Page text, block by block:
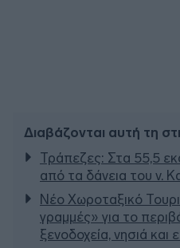
Διαβάζονται αυτή τη
Τράπεζες: Στα 55,5
από τα δάνεια του ν.
Νέο Χωροταξικό
γραμμές» για το
ξενοδοχεία, νησιά και